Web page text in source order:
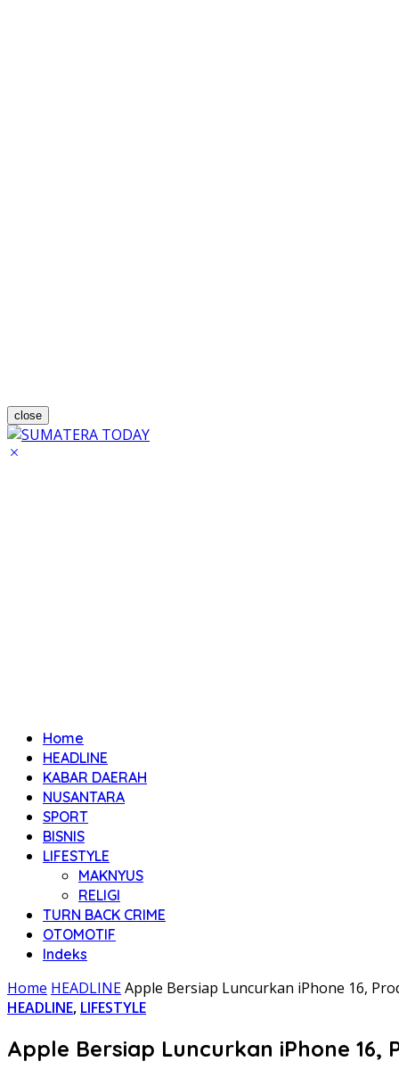
close
Home
HEADLINE
KABAR DAERAH
NUSANTARA
SPORT
BISNIS
LIFESTYLE
MAKNYUS
RELIGI
TURN BACK CRIME
OTOMOTIF
Indeks
Home HEADLINEApple Bersiap Luncurkan iPhone 16,
HEADLINE, LIFESTYLE
Apple Bersiap Luncurkan iPhone 16,